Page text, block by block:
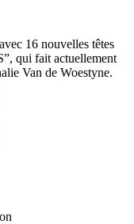
16 nouvelles têtes
qui fait actuellement
Van de Woestyne.